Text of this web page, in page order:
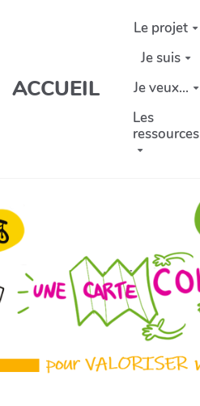
Aller au contenu principal
ACCUEIL
Le projet
Je suis
Je veux...
Les
ressources